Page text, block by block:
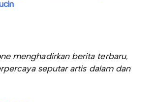
menghadirkan berita terbaru,
seputar artis dalam dan